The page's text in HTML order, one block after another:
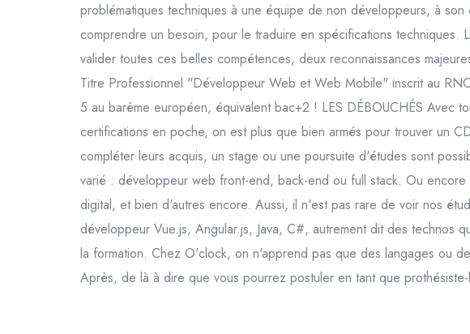
problématiques techniques à une équipe de non développeurs, à
comprendre un besoin, pour le traduire en spécifications techniques.
valider toutes ces belles compétences, deux reconnaissances
Titre Professionnel "Développeur Web et Web Mobile" inscrit au
5 au barème européen, équivalent bac+2 ! LES DÉBOUCHÉS Avec
certifications en poche, on est plus que bien armés pour trouver un
compléter leurs acquis, un stage ou une poursuite d'études sont
varié : développeur web front-end, back-end ou full stack. Ou
digital, et bien d'autres encore. Aussi, il n'est pas rare de voir nos
développeur Vue.js, Angular.js, Java, C#, autrement dit des technos
la formation. Chez O'clock, on n'apprend pas que des langages ou
Après, de là à dire que vous pourrez postuler en tant que